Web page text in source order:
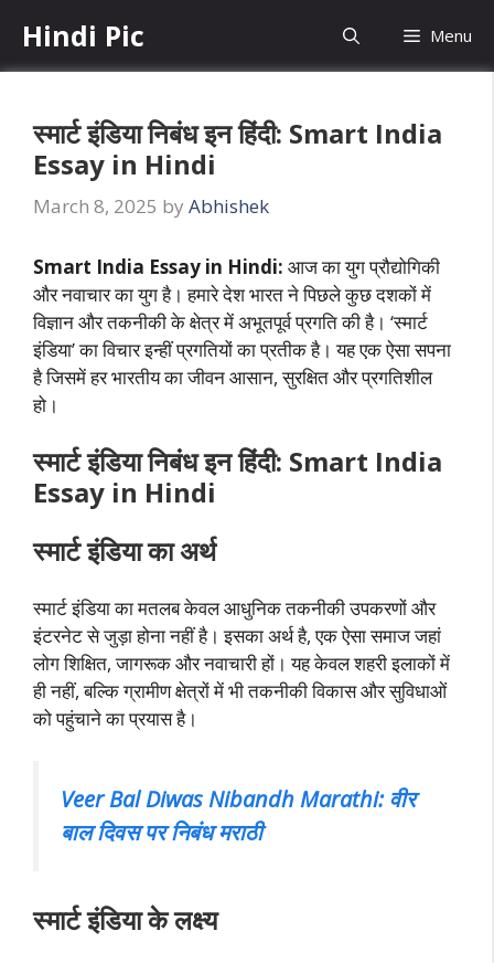
content
Hindi Pic Menu
स्मार्ट इंडिया निबंध इन हिंदी: Smart India
Essay in Hindi
March 8, 2025 by Abhishek
Smart India Essay in Hindi: आज का युग प्रौद्योगिकी
और नवाचार का युग है। हमारे देश भारत ने पिछले कुछ दशकों में
विज्ञान और तकनीकी के क्षेत्र में अभूतपूर्व प्रगति की है। ‘स्मार्ट
इंडिया’ का विचार इन्हीं प्रगतियों का प्रतीक है। यह एक ऐसा सपना
है जिसमें हर भारतीय का जीवन आसान, सुरक्षित और प्रगतिशील
हो।
स्मार्ट इंडिया निबंध इन हिंदी: Smart India
Essay in Hindi
स्मार्ट इंडिया का अर्थ
स्मार्ट इंडिया का मतलब केवल आधुनिक तकनीकी उपकरणों और
इंटरनेट से जुड़ा होना नहीं है। इसका अर्थ है, एक ऐसा समाज जहां
लोग शिक्षित, जागरूक और नवाचारी हों। यह केवल शहरी इलाकों में
ही नहीं, बल्कि ग्रामीण क्षेत्रों में भी तकनीकी विकास और सुविधाओं
को पहुंचाने का प्रयास है।
Veer Bal Diwas Nibandh Marathi: वीर
बाल दिवस पर निबंध मराठी
स्मार्ट इंडिया के लक्ष्य